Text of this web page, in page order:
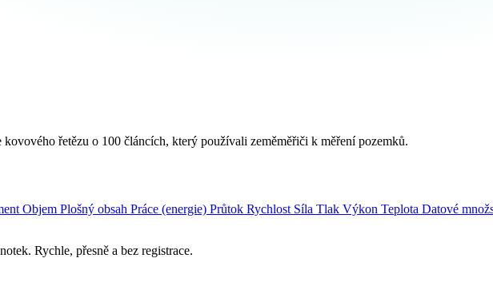
řetězu o 100 článcích, který používali zeměměřiči k měření pozemků.
Objem Plošný obsah Práce (energie) Průtok Rychlost Síla Tlak Výkon Teplota Datové
Rychle, přesně a bez registrace.